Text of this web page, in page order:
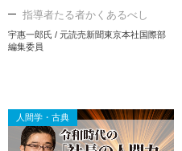
指導者たる者かくあるべし
宇惠一郎氏 / 元読売新聞東京本社国際部
編集委員
人間学・古典